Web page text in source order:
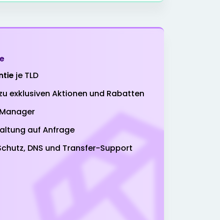
Kaufen
Kaufen
Kaufen
je TLD
exklusiven Aktionen und Rabatten
auf Anfrage
DNS und Transfer-Support